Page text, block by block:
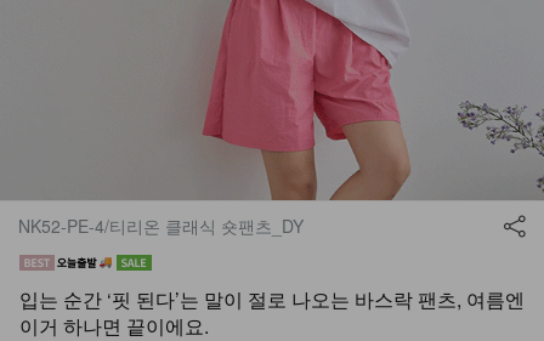
장마템 기획전 오늘출발 시즌
NK52-PE-4/티리온 클래식 숏팬츠_DY
입는 순간 ‘핏 된다’는 말이 절로 나오는 바스락 팬츠, 여름엔
이거 하나면 끝이에요.